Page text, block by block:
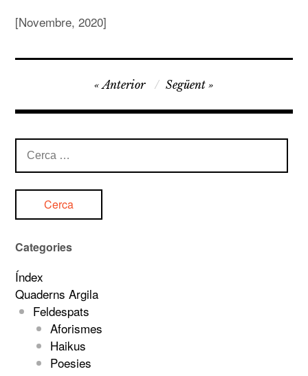
[Novembre, 2020]
Navegació
d'entrades
Anterior Següent
Categories
Índex
Quaderns Argila
Feldespats
Aforismes
Haikus
Poesies